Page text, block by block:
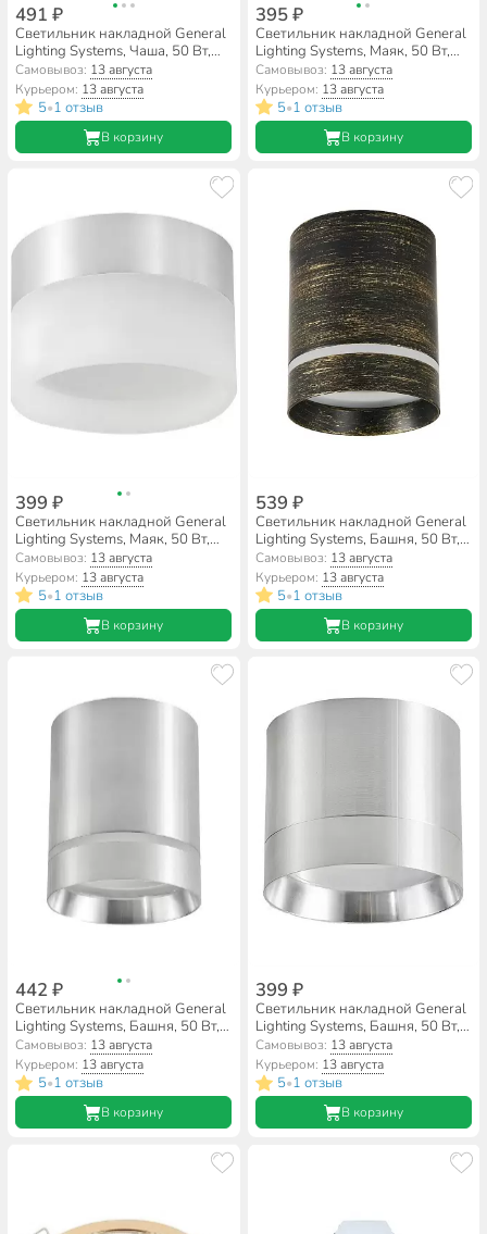
491 ₽
Светильник накладной General
Lighting Systems, Чаша, 50 Вт,
GX53, на 1 лампочку, IP20,
9х9х5 см, Спот, белый, 661335
Самовывоз: 13 августа
Курьером: 13 августа
5•1 отзыв
В корзину
395 ₽
Светильник накладной General
Lighting Systems, Маяк, 50 Вт,
GX53, на 1 лампочку, IP20,
9х9х7 см, Спот, черный, 661353
Самовывоз: 13 августа
Курьером: 13 августа
5•1 отзыв
В корзину
399 ₽
Светильник накладной General
Lighting Systems, Маяк, 50 Вт,
GX53, на 1 лампочку, IP20,
9х9х6 см, Спот, хром, 661352
Самовывоз: 13 августа
Курьером: 13 августа
5•1 отзыв
В корзину
539 ₽
Светильник накладной General
Lighting Systems, Башня, 50 Вт,
GX53, на 1 лампочку, IP20,
8.2х8.2х10 см, боковой
рассеиватель, Спот, черное
золото, 661349
Самовывоз: 13 августа
Курьером: 13 августа
5•1 отзыв
В корзину
442 ₽
Светильник накладной General
Lighting Systems, Башня, 50 Вт,
GX53, на 1 лампочку, IP20,
8.2х8.2х10 см, боковой
рассеиватель, Спот, хром,
661348
Самовывоз: 13 августа
Курьером: 13 августа
5•1 отзыв
В корзину
399 ₽
Светильник накладной General
Lighting Systems, Башня, 50 Вт,
GX53, на 1 лампочку, IP20,
8.2х8.2х7 см, Спот, хром,
661345
Самовывоз: 13 августа
Курьером: 13 августа
5•1 отзыв
В корзину